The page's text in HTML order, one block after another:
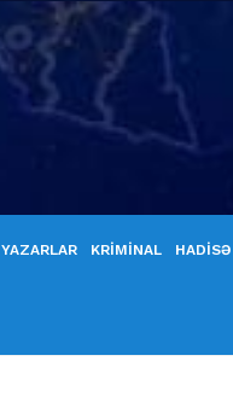
YAZARLAR KRİMİNAL HADİSƏ